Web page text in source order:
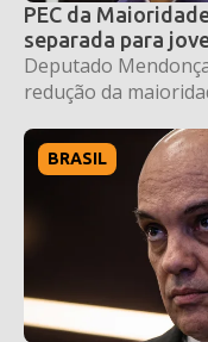
PEC da
separada para
Deputado
redução da
BRASIL